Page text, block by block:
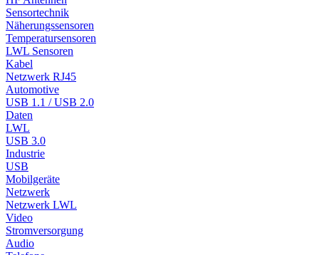
Sensortechnik
Näherungssensoren
Temperatursensoren
LWL Sensoren
Kabel
Netzwerk RJ45
Automotive
USB 1.1 / USB 2.0
Daten
LWL
USB 3.0
Industrie
USB
Mobilgeräte
Netzwerk
Netzwerk LWL
Video
Stromversorgung
Audio